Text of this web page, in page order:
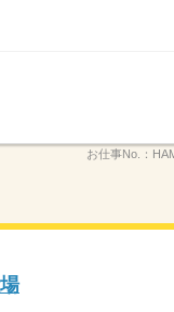
お仕事No.：